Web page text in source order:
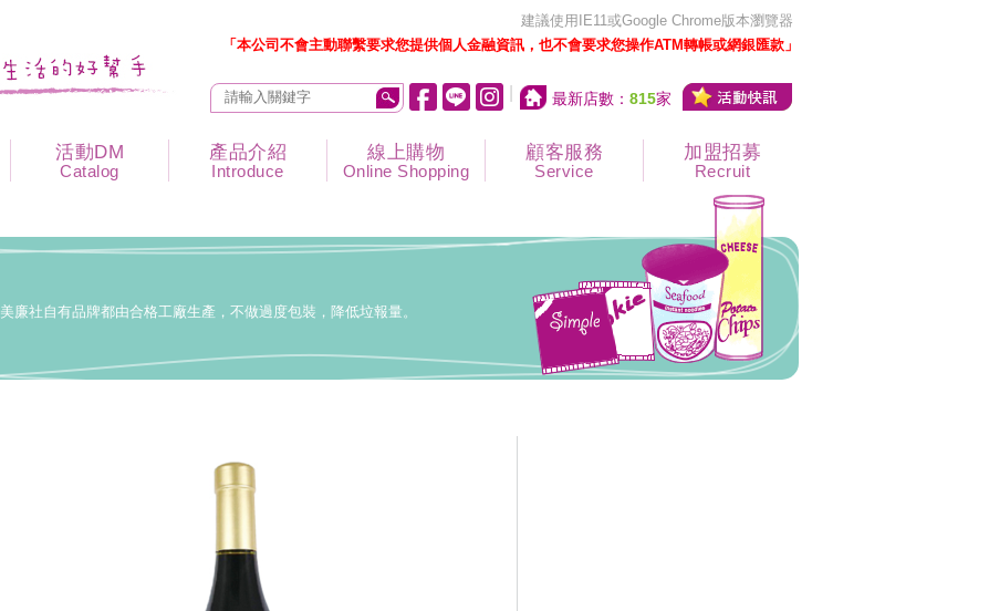
建議使用IE11或Google Chrome版本瀏覽器
「本公司不會主動聯繫要求您提供個人金融資訊，也不會要求您操作ATM轉帳或網銀匯款」
最新店數： 815家
活動DM
Catalog
產品介紹
Introduce
線上購物
Online Shopping
顧客服務
Service
加盟招募
Recruit
美廉社自有品牌都由合格工廠生產，不做過度包裝，降低垃報量。